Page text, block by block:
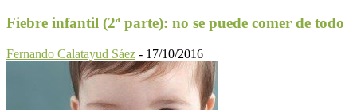
Fiebre infantil (2ª parte): no se puede comer de todo
Fernando Calatayud Sáez - 17/10/2016